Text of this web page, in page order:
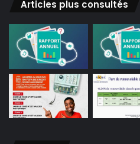
Articles plus consultés